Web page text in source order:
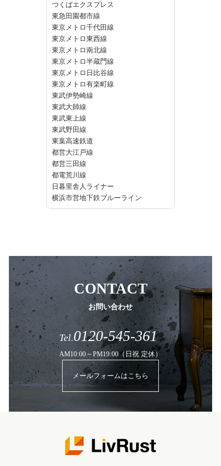
つくばエクスプレス
東急田園都市線
東京メトロ千代田線
東京メトロ東西線
東京メトロ南北線
東京メトロ半蔵門線
東京メトロ日比谷線
東京メトロ有楽町線
東武伊勢崎線
東武大師線
東武東上線
東武野田線
東葉高速鉄道
都営大江戸線
都営三田線
都電荒川線
日暮里舎人ライナー
横浜市営地下鉄ブルーライン
CONTACT
お問い合わせ
Tel.0120-545-361
AM10:00～PM19:00（日祝 定休）
メールフォームはこちら